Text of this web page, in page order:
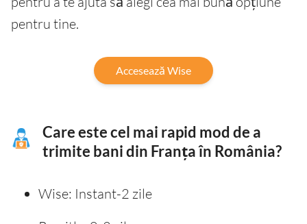
pentru tine.
Accesează Wise
Care este cel mai rapid mod de a
trimite bani din Franța în România?
Wise: Instant-2 zile